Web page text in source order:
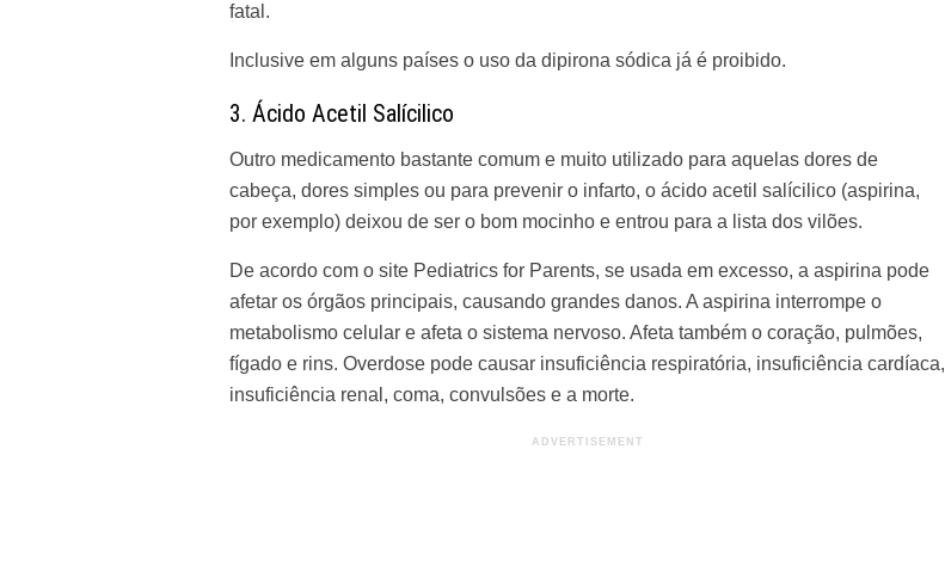
fatal.
Inclusive em alguns países o uso da dipirona sódica já é proibido.
3. Ácido Acetil Salícilico
Outro medicamento bastante comum e muito utilizado para aquelas dores de
cabeça, dores simples ou para prevenir o infarto, o ácido acetil salícilico (aspirina,
por exemplo) deixou de ser o bom mocinho e entrou para a lista dos vilões.
De acordo com o site Pediatrics for Parents, se usada em excesso, a aspirina pode
afetar os órgãos principais, causando grandes danos. A aspirina interrompe o
metabolismo celular e afeta o sistema nervoso. Afeta também o coração, pulmões,
fígado e rins. Overdose pode causar insuficiência respiratória, insuficiência cardíaca,
insuficiência renal, coma, convulsões e a morte.